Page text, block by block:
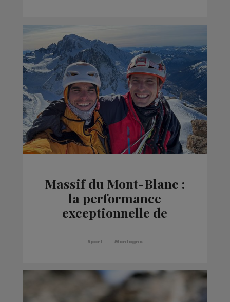
Massif du Mont-Blanc :
la performance
exceptionnelle de
Léo Billon
Sport Montagne